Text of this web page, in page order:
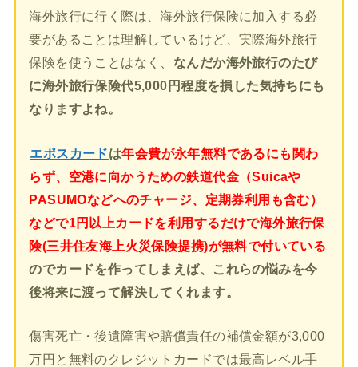
海外旅行に行く際は、海外旅行保険に加入する必
要があることは理解しているけど、実際海外旅行
保険を使うことはなく、 なんだか海外旅行のたび
に海外旅行保険代5,000円程度を損した気持ちにも
なりますよね。
エポスカードは年会費が永年無料であるにも関わ
らず、空港に向かうための鉄道代金（Suicaや
PASUMOなどへのチャージ、定期券利用も含む）
などで1円以上カードを利用するだけで海外旅行保
険(三井住友海上火災保険提携)が無料で付いている
のでカードを作ってしまえば、これらの悩みを今
後将来に渡って解決してくれます。
傷害死亡・後遺障害や賠償責任の補償金額が3,000
万円と無料のクレジットカードでは最高レベル手